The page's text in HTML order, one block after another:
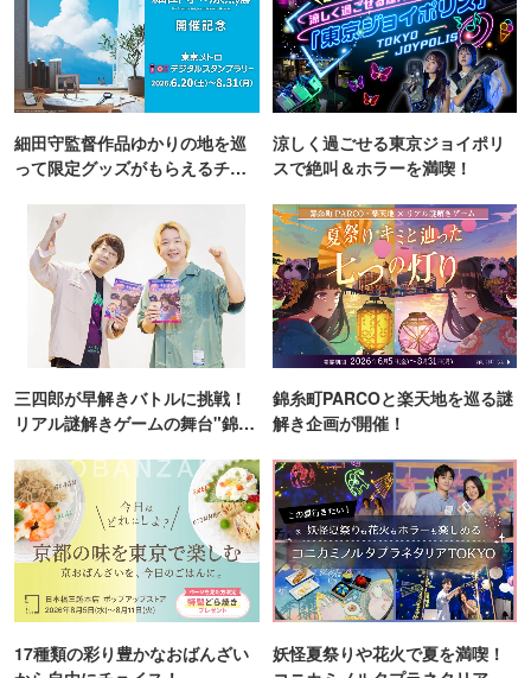
細田守監督作品ゆかりの地を巡
って限定グッズがもらえるチャ
涼しく過ごせる東京ジョイポリ
スで絶叫＆ホラーを満喫！
三四郎が早解きバトルに挑戦！
リアル謎解きゲームの舞台"錦糸
錦糸町PARCOと楽天地を巡る謎
解き企画が開催！
17種類の彩り豊かなおばんざい
妖怪夏祭りや花火で夏を満喫！